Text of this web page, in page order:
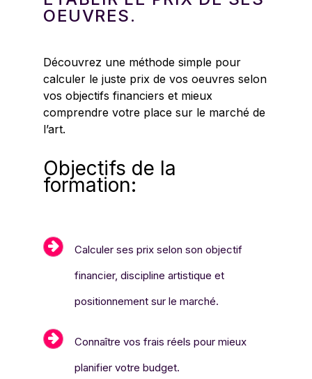
OEUVRES.
Découvrez une méthode simple pour
calculer le juste prix de vos oeuvres selon
vos objectifs financiers et mieux
comprendre votre place sur le marché de
l’art.
Objectifs de la
formation:
Calculer ses prix selon son objectif
financier, discipline artistique et
positionnement sur le marché.
Connaître vos frais réels pour mieux
planifier votre budget.